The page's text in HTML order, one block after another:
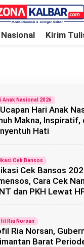
Nasional Kirim
Anak Nasional 2026
Hari Anak
Makna, Inspiratif,
Hati
Cek Bansos
Cek Bansos
Cara Cek
dan PKH Lewat
Ria Norsan
Ria Norsan,
Barat